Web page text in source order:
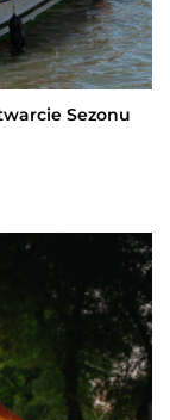
Sezonu